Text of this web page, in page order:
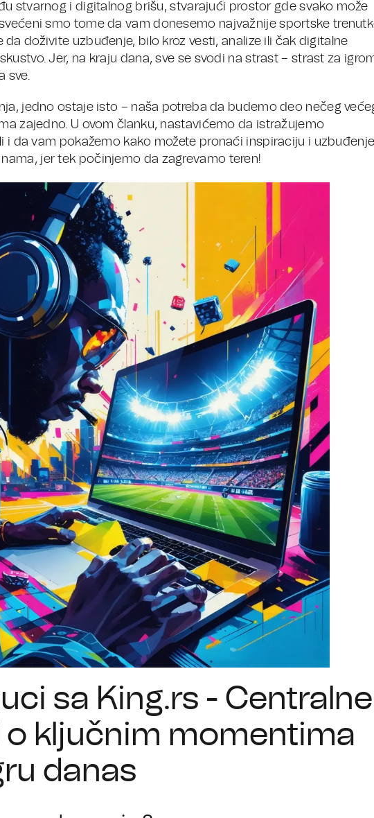
stvarnog i digitalnog brišu, stvarajući prostor gde svako može
smo tome da vam donesemo najvažnije sportske
doživite uzbuđenje, bilo kroz vesti, analize ili čak digitalne
Jer, na kraju dana, sve se svodi na strast – strast za
sve.
jedno ostaje isto – naša potreba da budemo deo nečeg
zajedno. U ovom članku, nastavićemo da istražujemo
i da vam pokažemo kako možete pronaći inspiraciju i uzbuđenje
jer tek počinjemo da zagrevamo teren!
sa King.rs - Centralne
ključnim momentima
danas